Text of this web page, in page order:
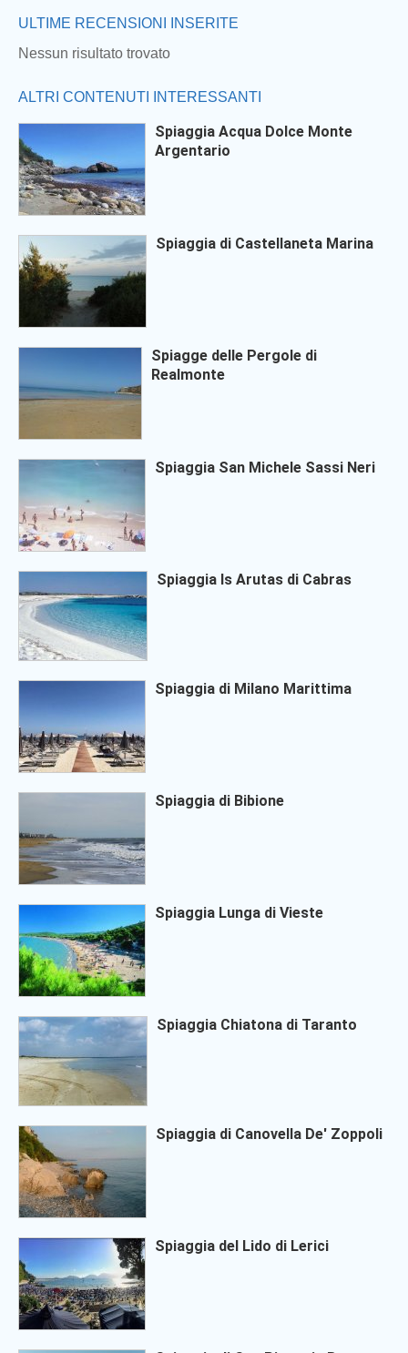
ULTIME RECENSIONI INSERITE
Nessun risultato trovato
ALTRI CONTENUTI INTERESSANTI
Spiaggia Acqua Dolce Monte
Argentario
Spiaggia di Castellaneta Marina
Spiagge delle Pergole di
Realmonte
Spiaggia San Michele Sassi Neri
Spiaggia Is Arutas di Cabras
Spiaggia di Milano Marittima
Spiaggia di Bibione
Spiaggia Lunga di Vieste
Spiaggia Chiatona di Taranto
Spiaggia di Canovella De' Zoppoli
Spiaggia del Lido di Lerici